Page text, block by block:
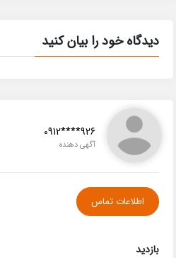
دیدگاه خود را بیان کنید
0912****926
آگهی دهنده
اطلاعات تماس
بازدید